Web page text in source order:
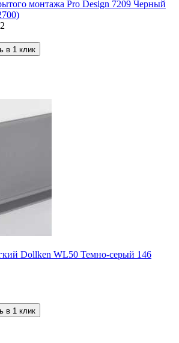
монтажа Pro Design 7209 Черный
в 1 клик
Dollken WL50 Темно-серый 146
в 1 клик